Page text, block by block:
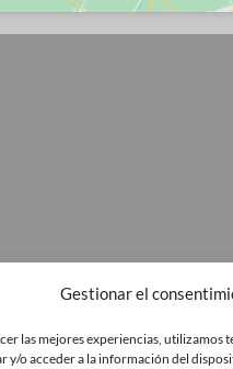
Gestionar el
las mejores experiencias, utilizamos
y/o acceder a la información del